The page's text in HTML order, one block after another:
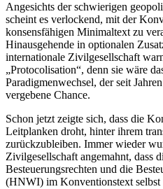
Angesichts der schwierigen
scheint es verlockend, mit der
konsensfähigen Minimaltext zu
Hinausgehende in optionalen
internationale Zivilgesellschaft
„Protocolisation“, denn sie wäre
Paradigmenwechsel, der seit
vergebene Chance.
Schon jetzt zeigte sich, dass die
Leitplanken droht, hinter ihrem
zurückzubleiben. Immer wieder
Zivilgesellschaft angemahnt, dass
Besteuerungsrechten und die
(HNWI) im Konventionstext selbst